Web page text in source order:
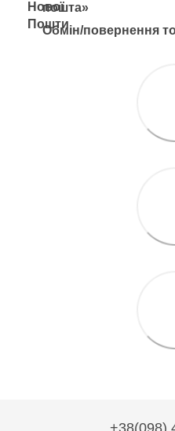
пошта»
Обмін/повернення
+38(098)